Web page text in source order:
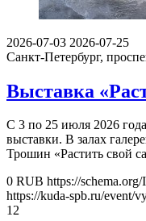
2026-07-03 2026-07-25
Санкт-Петербург,
Выставка
С 3 по 25 июля 2026
выставки. В залах
Трошин «Растить свой
0 RUB https://
https://kuda-spb.ru/event/
12